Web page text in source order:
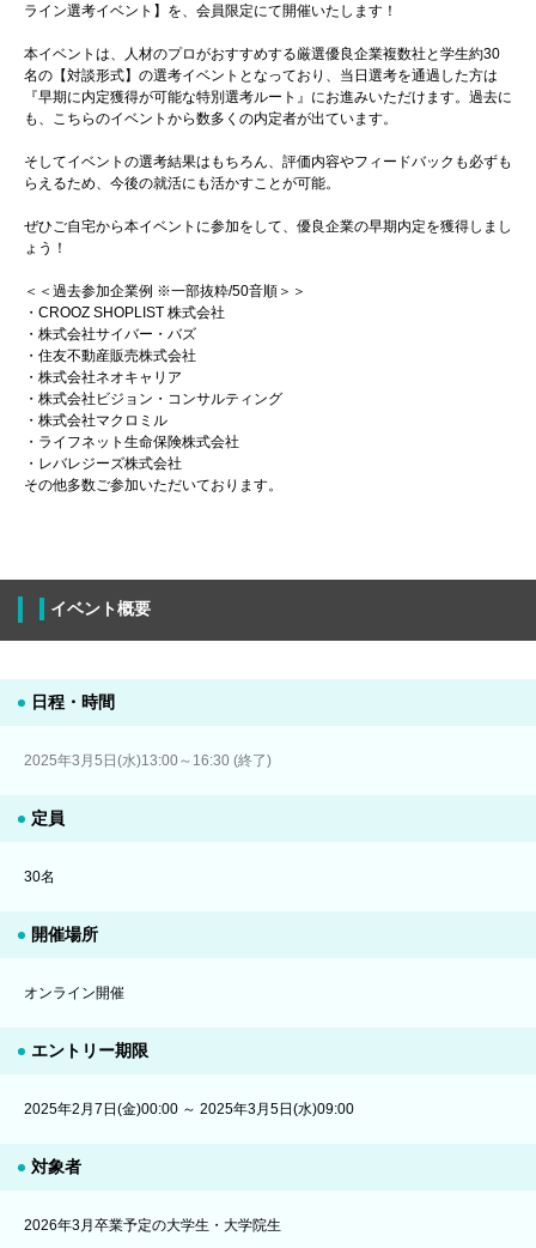
ライン選考イベント】を、会員限定にて開催いたします！
本イベントは、人材のプロがおすすめする厳選優良企業複数社と学生約30
名の【対談形式】の選考イベントとなっており、当日選考を通過した方は
『早期に内定獲得が可能な特別選考ルート』にお進みいただけます。過去に
も、こちらのイベントから数多くの内定者が出ています。
そしてイベントの選考結果はもちろん、評価内容やフィードバックも必ずも
らえるため、今後の就活にも活かすことが可能。
ぜひご自宅から本イベントに参加をして、優良企業の早期内定を獲得しまし
ょう！
＜＜過去参加企業例 ※一部抜粋/50音順＞＞
・CROOZ SHOPLIST 株式会社
・株式会社サイバー・バズ
・住友不動産販売株式会社
・株式会社ネオキャリア
・株式会社ビジョン・コンサルティング
・株式会社マクロミル
・ライフネット生命保険株式会社
・レバレジーズ株式会社
その他多数ご参加いただいております。
イベント概要
日程・時間
2025年3月5日(水)13:00～16:30 (終了)
定員
30名
開催場所
オンライン開催
エントリー期限
2025年2月7日(金)00:00 ～ 2025年3月5日(水)09:00
対象者
2026年3月卒業予定の大学生・大学院生